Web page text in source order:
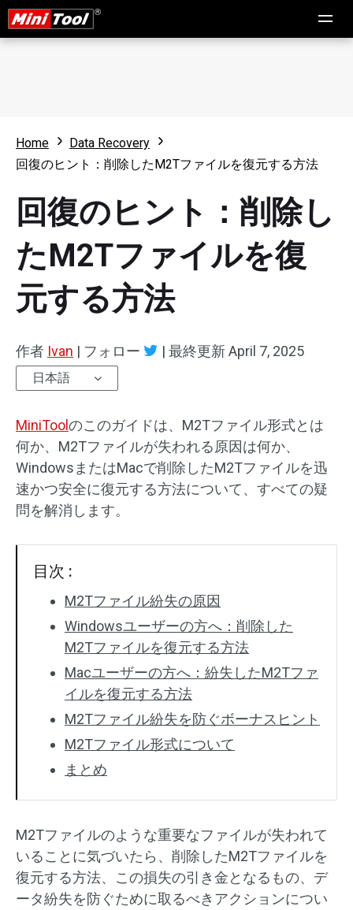
Home
Data Recovery
回復のヒント：削除したM2Tファイルを復元する方法
回復のヒント：削除し
たM2Tファイルを復
元する方法
作者 Ivan | フォロー | 最終更新April 7, 2025
日本語
MiniToolのこのガイドは、M2Tファイル形式とは
何か、M2Tファイルが失われる原因は何か、
WindowsまたはMacで削除したM2Tファイルを迅
速かつ安全に復元する方法について、すべての疑
問を解消します。
目次 :
M2Tファイル紛失の原因
Windowsユーザーの方へ：削除した
M2Tファイルを復元する方法
Macユーザーの方へ：紛失したM2Tファ
イルを復元する方法
M2Tファイル紛失を防ぐボーナスヒント
M2Tファイル形式について
まとめ
M2Tファイルのような重要なファイルが失われて
いることに気づいたら、削除したM2Tファイルを
復元する方法、この損失の引き金となるもの、デ
ータ紛失を防ぐために取るべきアクションについ